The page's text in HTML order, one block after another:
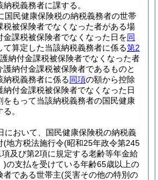
税義務者に課する。
国民健康保険税の納税義務者の世帯
税被保険者でなくなった者がある場
課税被保険者でなくなった日を同
て算定した当該納税義務者に係る第2
納付金課税被保険者でなくなった者
納付金課税被保険者であるものと
納税義務者に係る同項の額から控除
納付金課税被保険者でなくなった日
をもって当該納税義務者の国民健康
。
において、国民健康保険税の納税義
(地方税法施行令(昭和25年政令第245
及び第2項に規定する老齢等年金給
)の支払を受けている年齢65歳以上の
者である世帯主(災害その他の特別の